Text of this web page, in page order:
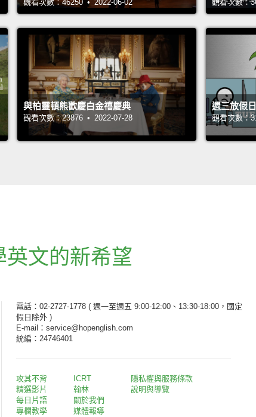
觀看次數：46250 • 2022-06-02 觀看次數：
與柏靈頓熊歡慶白金禧慶典
觀看次數：23876 • 2022-07-28
週三放假
觀看次數：
英文的新希望
電話：02-2727-1778 ( 週一至週五 9:00-12:00、13:30-18:00，國定
假日除外 )
E-mail：service@hopenglish.com
統編：24746401
攻其不背
精選影片
每日片語
專欄教學
ICRT
翰林
關於我們
媒體報導
隱私權與服務條款
說明與導覽